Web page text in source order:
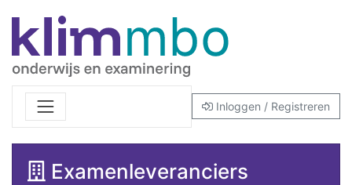
Inloggen / Registreren
Examenleveranciers